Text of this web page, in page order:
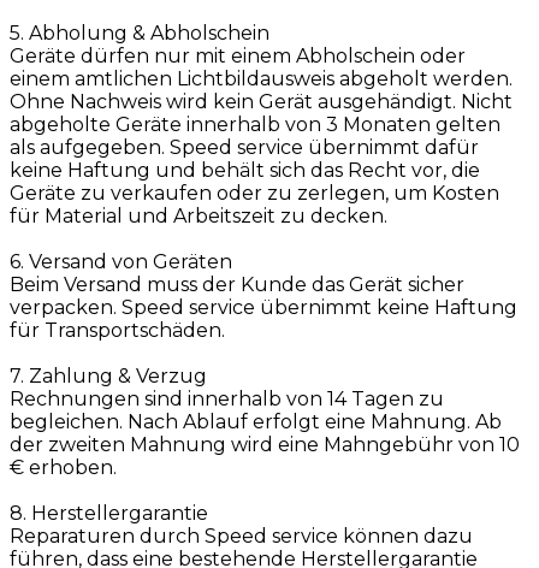
5. Abholung & Abholschein
Geräte dürfen nur mit einem Abholschein oder
einem amtlichen Lichtbildausweis abgeholt werden.
Ohne Nachweis wird kein Gerät ausgehändigt. Nicht
abgeholte Geräte innerhalb von 3 Monaten gelten
als aufgegeben. Speed service übernimmt dafür
keine Haftung und behält sich das Recht vor, die
Geräte zu verkaufen oder zu zerlegen, um Kosten
für Material und Arbeitszeit zu decken.
6. Versand von Geräten
Beim Versand muss der Kunde das Gerät sicher
verpacken. Speed service übernimmt keine Haftung
für Transportschäden.
7. Zahlung & Verzug
Rechnungen sind innerhalb von 14 Tagen zu
begleichen. Nach Ablauf erfolgt eine Mahnung. Ab
der zweiten Mahnung wird eine Mahngebühr von 10
€ erhoben.
8. Herstellergarantie
Reparaturen durch Speed service können dazu
führen, dass eine bestehende Herstellergarantie